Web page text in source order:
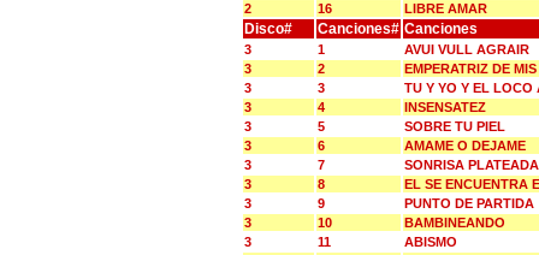
2
16 LIBRE AMAR
Disco# Canciones# Canciones
3 1
AVUI VULL AGRAIR
3
2
EMPERATRIZ DE
3
3
TU Y YO Y EL LOCO
3
4
INSENSATEZ
3
5
SOBRE TU PIEL
3
6
AMAME O DEJAME
3
7
SONRISA PLATEADA
3
8
EL SE ENCUENTRA
3
9
PUNTO DE PARTIDA
3
10
BAMBINEANDO
3
11
ABISMO